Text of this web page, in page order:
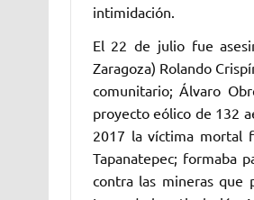
intimidación.
El 22 de julio fue
Zaragoza) Rolando
comunitario; Álvaro
proyecto eólico de 132
2017 la víctima mortal
Tapanatepec; formaba
contra las mineras que